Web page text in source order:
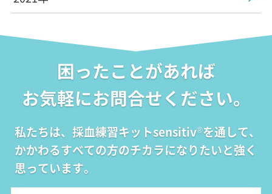
困ったことがあれば
お気軽にお問合せください。
私たちは、採血練習キットsensitiv®を通して、
かかわるすべての方のチカラになりたいと強く
思っています。